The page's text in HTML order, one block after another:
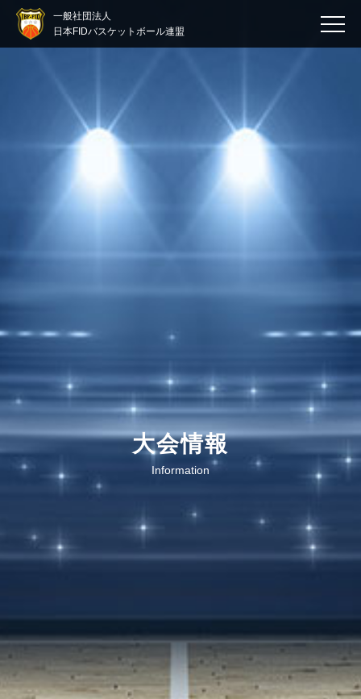
一般社団法人
日本FIDバスケットボール連盟
大会情報
Information